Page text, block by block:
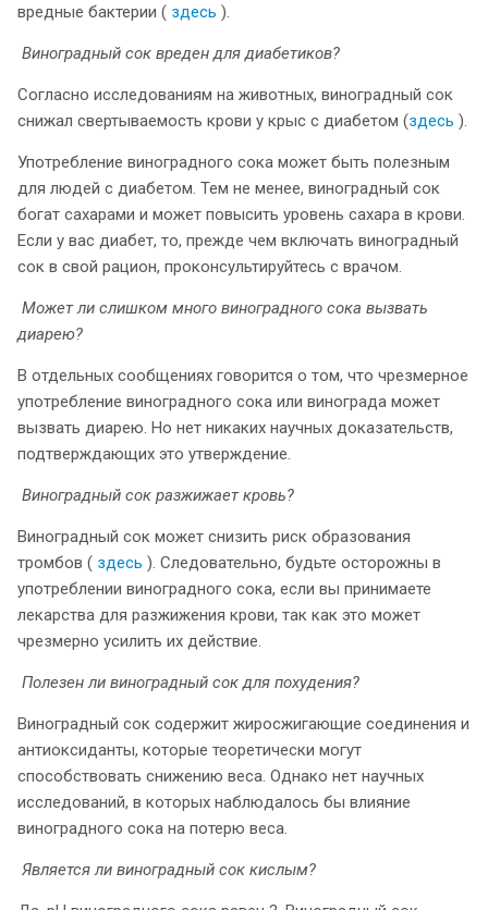
вредные бактерии ( здесь ).
Виноградный сок вреден для диабетиков?
Согласно исследованиям на животных, виноградный сок
снижал свертываемость крови у крыс с диабетом (здесь ).
Употребление виноградного сока может быть полезным
для людей с диабетом. Тем не менее, виноградный сок
богат сахарами и может повысить уровень сахара в крови.
Если у вас диабет, то, прежде чем включать виноградный
сок в свой рацион, проконсультируйтесь с врачом.
Может ли слишком много виноградного сока вызвать
диарею?
В отдельных сообщениях говорится о том, что чрезмерное
употребление виноградного сока или винограда может
вызвать диарею. Но нет никаких научных доказательств,
подтверждающих это утверждение.
Виноградный сок разжижает кровь?
Виноградный сок может снизить риск образования
тромбов ( здесь ). Следовательно, будьте осторожны в
употреблении виноградного сока, если вы принимаете
лекарства для разжижения крови, так как это может
чрезмерно усилить их действие.
Полезен ли виноградный сок для похудения?
Виноградный сок содержит жиросжигающие соединения и
антиоксиданты, которые теоретически могут
способствовать снижению веса. Однако нет научных
исследований, в которых наблюдалось бы влияние
виноградного сока на потерю веса.
Является ли виноградный сок кислым?